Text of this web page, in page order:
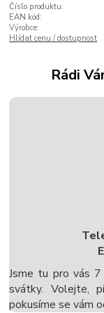
Číslo produktu:
EAN kód:
Výrobce:
Hlídat cenu / dostupnost
Rádi
Jsme tu pro vás
svátky. Volejte,
pokusíme se vám